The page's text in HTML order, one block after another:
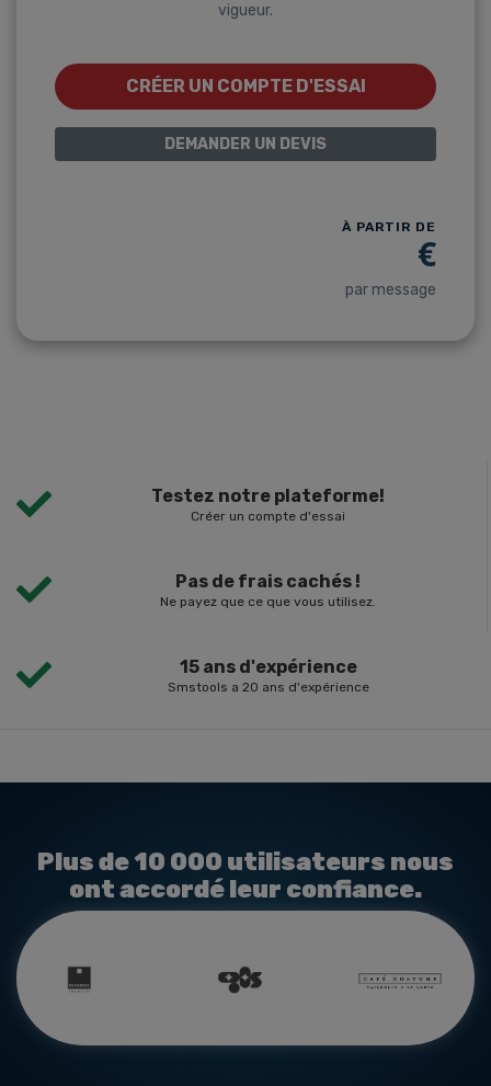
vigueur.
CRÉER UN COMPTE D'ESSAI
DEMANDER UN DEVIS
À PARTIR DE
€
par message
Testez notre plateforme!
Créer un compte d'essai
Pas de frais cachés !
Ne payez que ce que vous utilisez.
15 ans d'expérience
Smstools a 20 ans d'expérience
Plus de 10 000 utilisateurs nous
ont accordé leur confiance.